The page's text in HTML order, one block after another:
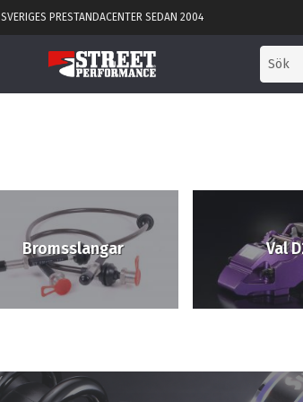
SVERIGES PRESTANDACENTER SEDAN 2004
Bromsslangar Val